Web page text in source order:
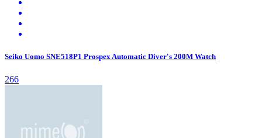
Seiko Uomo SNE518P1 Prospex Automatic Diver's 200M Watch
266